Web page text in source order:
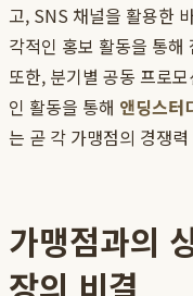
고, SNS 채널을 활용한
각적인 홍보 활동을 통
또한, 분기별 공동 프로
인 활동을 통해 앤딩스터
는 곧 각 가맹점의 경쟁
가맹점과의
장의 비결